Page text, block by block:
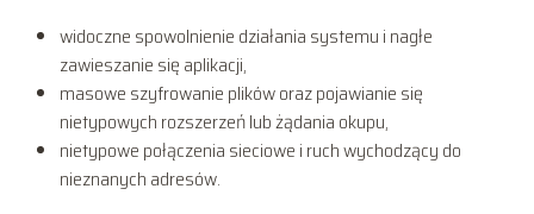
widoczne spowolnienie działania systemu i nagłe
zawieszanie się aplikacji,
masowe szyfrowanie plików oraz pojawianie się
nietypowych rozszerzeń lub żądania okupu,
nietypowe połączenia sieciowe i ruch wychodzący do
nieznanych adresów.